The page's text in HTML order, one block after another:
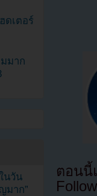
ตอนนี้
ดเตอร์
มาก
นวัน
มาก”